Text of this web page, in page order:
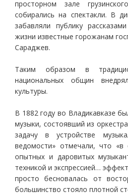
просторном зале
собирались на спектакли. В
забавляли публику
жизни известные горожанам
Сараджев.
Таким образом в
национальных общин
культуры.
В 1882 году во Владикавказе
музыки, состоявший из
задачу в устройстве
ведомости» отмечали, что «в
опытных и даровитых
техникой и экспрессией…
просто бесновалась от
большинство стояло плотной